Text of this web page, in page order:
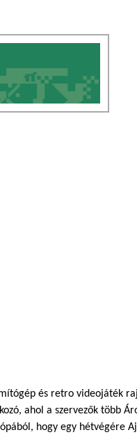
és retro videojáték
ahol a szervezők több
hogy egy hétvégére